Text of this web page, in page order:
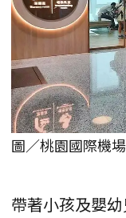
圖／桃園國際機
帶著小孩及嬰